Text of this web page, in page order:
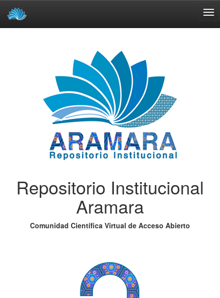
Repositorio Institucional
Aramara
Comunidad Científica Virtual de Acceso Abierto